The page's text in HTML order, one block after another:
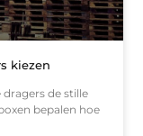
kiezen
de stille
bepalen hoe